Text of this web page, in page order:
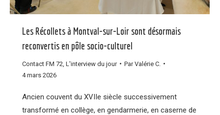
Les Récollets à Montval-sur-Loir sont désormais
reconvertis en pôle socio-culturel
Contact FM 72 L'interview du jour ParValérie C.
4 mars 2026
Ancien couvent du XVIIe siècle successivement
transformé en collège, en gendarmerie, en caserne de